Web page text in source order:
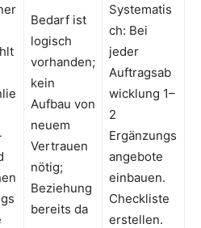
Bedarf ist
logisch
vorhanden;
kein
Aufbau von
neuem
Vertrauen
nötig;
Beziehung
bereits da
Systematis
ch: Bei
jeder
Auftragsab
wicklung 1–
2
Ergänzungs
angebote
einbauen.
Checkliste
erstellen.